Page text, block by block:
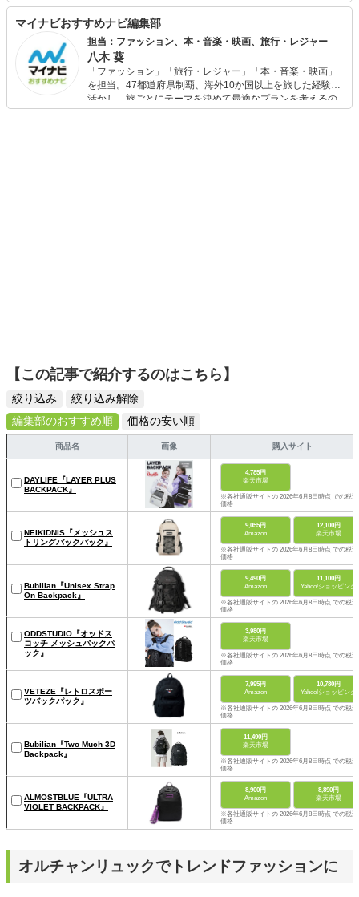
くアドバイス。パーソナルカラー診断も会社員時代から仕
事の中で関わっており実績と定評がある。 また、FPとして
も活動しており、個人FP相談や投資初心者の女性に向けた
「はじめての投資セミナー」を開催中。お金とファッショ
ンに興味のある女性に支持されている。
マイナビおすすめナビ編集部
担当：ファッション、本・音楽・映画、旅行・レジャー
八木 葵
「ファッション」「旅行・レジャー」「本・音楽・映画」
を担当。47都道府県制覇、海外10か国以上を旅した経験を
活かし、旅ごとにテーマを決めて最適なプランを考えるの
が得意。また、アパレルショップでの販売経験もあり。誰
【この記事で紹介するのはこちら】
絞り込み
絞り込み解除
編集部のおすすめ順
価格の安い順
商品名 画像 購入サイト
DAYLIFE『LAYER PLUS
BACKPACK』
4,785円
楽天市場
※各社通販サイトの 2026年6月8日時点 での税込
価格
NEIKIDNIS『メッシュス
トリングバックパック』
9,055円
Amazon
12,100円
楽天市場
※各社通販サイトの 2026年6月8日時点 での税込
価格
Bubilian『Unisex Strap
On Backpack』
9,490円
Amazon
11,100円
Yahoo!ショッピング
※各社通販サイトの 2026年6月8日時点 での税込
価格
ODDSTUDIO『オッドス
コッチ メッシュバックパ
ック』
3,980円
楽天市場
※各社通販サイトの 2026年6月8日時点 での税込
価格
VETEZE『レトロスポー
ツバックパック』
7,995円
Amazon
10,780円
Yahoo!ショッピング
※各社通販サイトの 2026年6月8日時点 での税込
価格
Bubilian『Two Much 3D
Backpack』
11,490円
楽天市場
※各社通販サイトの 2026年6月8日時点 での税込
価格
ALMOSTBLUE『ULTRA
VIOLET BACKPACK』
8,900円
Amazon
8,890円
楽天市場
※各社通販サイトの 2026年6月8日時点 での税込
価格
オルチャンリュックでトレンドファッションに